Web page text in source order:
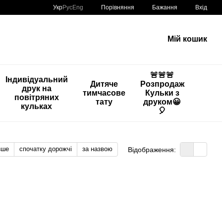
УкрРусEng Порівняння Бажання Вхід
Мій кошик
Індивідуальний
друк на
повітряних
кульках
Дитяче
тимчасове
тату
🚨🚨🚨
Розпродаж
Кульки з
друком😀
🎈
спочатку дорожчі за назвою Відображення: